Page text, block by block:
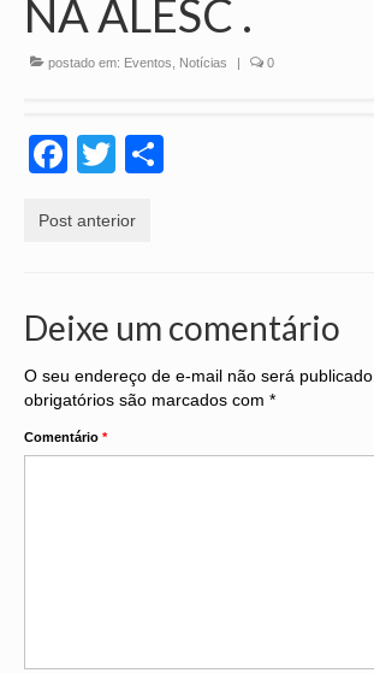
CONVENÇÕES
CONVÊNIOS
INFORMAÇÕES
NOTÍCIAS
PERGUNTAS FREQUENTES
LINKS
NA ALESC .
postado em: Eventos Notícias | 0
Facebook
Twitter
Post anterior
Deixe um comentário
O seu endereço de e-mail não será publicado.
obrigatórios são marcados com *
Comentário *